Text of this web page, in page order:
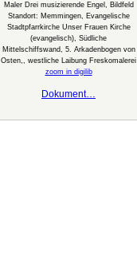
Maler Drei musizierende Engel, Bildfeld
Standort: Memmingen, Evangelische
Stadtpfarrkirche Unser Frauen Kirche
(evangelisch), Südliche
Mittelschiffswand, 5. Arkadenbogen von
Osten,, westliche Laibung Freskomalerei
zoom in digilib
Dokument…